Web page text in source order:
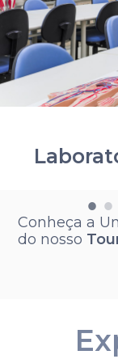
Conheça a
do nosso